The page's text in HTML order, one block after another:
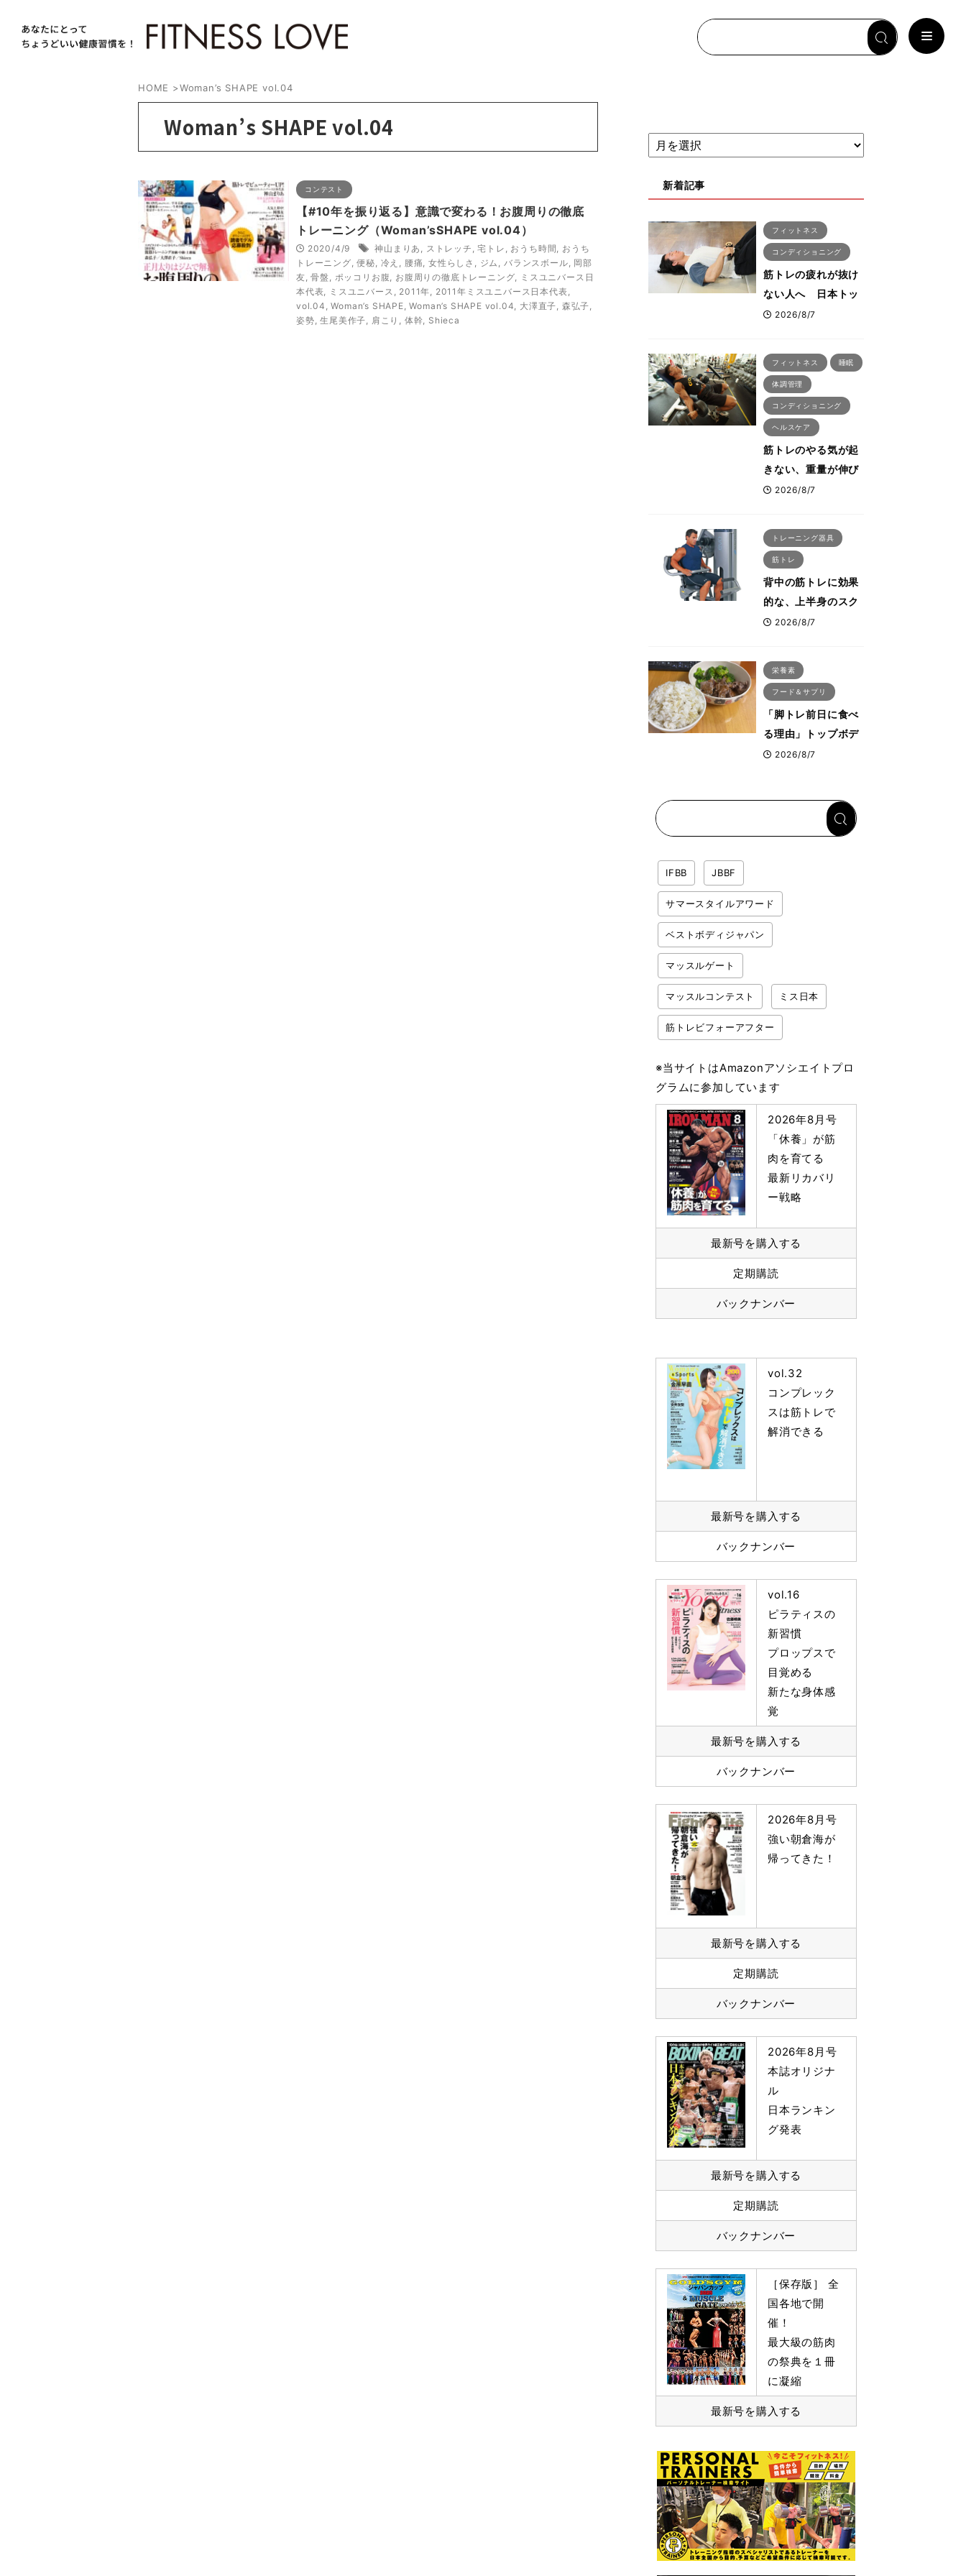
HOME >Woman’s SHAPE vol.04
Woman’s SHAPE vol.04
コンテスト
【#10年を振り返る】意識で変わる！お腹周りの徹底
トレーニング（Woman’sSHAPE vol.04）
2020/4/9 神山まりあ , ストレッチ ,宅トレ , おうち時間, おうち
トレーニング,便秘, 冷え , 腰痛,女性らしさ , ジム , バランスボール, 岡部
友,骨盤 , ポッコリお腹, お腹周りの徹底トレーニング, ミスユニバース日
本代表, ミスユニバース , 2011年, 2011年ミスユニバース日本代表,
vol.04 ,Woman’s SHAPE,Woman’s SHAPE vol.04, 大澤直子, 森弘子,
姿勢,生尾美作子, 肩こり , 体幹, Shieca
新着記事
フィットネス
コンディショニング
筋トレの疲れが抜け
ない人へ 日本トッ
プボディビルダー・
る「回復習慣」
2026/8/7
フィットネス 睡眠
体調管理
コンディショニング
ヘルスケア
筋トレのやる気が起
きない、重量が伸び
ない ボディビル世
える食事・睡眠・呼
吸の整え方
2026/8/7
トレーニング器具
筋トレ
背中の筋トレに効果
的な、上半身のスク
ワットとも言われた
ス・プルオーバーマ
シン”とは？
2026/8/7
栄養素
フード＆サプリ
「脚トレ前日に食べ
る理由」トップボデ
ィビルダーが愛用す
2026/8/7
IFBB JBBF
サマースタイルアワード
ベストボディジャパン
マッスルゲート
マッスルコンテスト ミス日本
筋トレビフォーアフター
※当サイトはAmazonアソシエイトプロ
グラムに参加しています
2026年8月号
「休養」が筋
肉を育てる
最新リカバリ
ー戦略
最新号を購入する
定期購読
バックナンバー
vol.32
コンプレック
スは筋トレで
解消できる
最新号を購入する
バックナンバー
vol.16
ピラティスの
新習慣
プロップスで
目覚める
新たな身体感
覚
最新号を購入する
バックナンバー
2026年8月号
強い朝倉海が
帰ってきた！
最新号を購入する
定期購読
バックナンバー
2026年8月号
本誌オリジナ
ル
日本ランキン
グ発表
最新号を購入する
定期購読
バックナンバー
［保存版］ 全
国各地で開
催！
最大級の筋肉
の祭典を１冊
に凝縮
最新号を購入する